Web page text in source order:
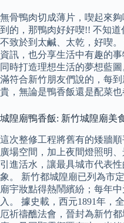
無骨鴨肉切成薄片，喫起來
到的，那鴨肉好好喫!! 不知
不致於到太鹹、太乾，好喫
資訊，也分享生活中有趣的
同時打造理想生活的夢想藍
滿符合新竹朋友們說的，每
貴，無論是鴨香飯還是配菜也
城隍廟鴨香飯: 新竹城隍廟美
這次整修工程將舊有的矮牆
廣場空間，加上夜間燈照明
引進活水，讓最具城市代表
象。 新竹都城隍廟已列為市
廟宇妝點得熱鬧繽紛；每年
入。 據史載，西元1891年，
厄祈禱醮法會，晉封為新竹